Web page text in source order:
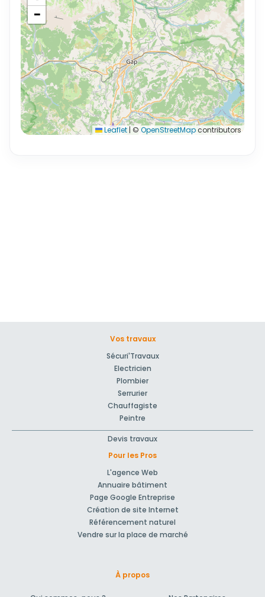
−
Leaflet | © OpenStreetMapcontributors
Vos travaux
Sécuri'Travaux
Electricien
Plombier
Serrurier
Chauffagiste
Peintre
Devis travaux
Pour les Pros
L'agence Web
Annuaire bâtiment
Page Google Entreprise
Création de site Internet
Référencement naturel
Vendre sur la place de marché
À propos